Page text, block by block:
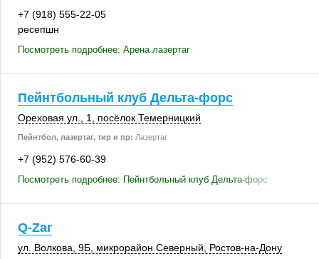
+7 (918) 555-22-05
ресепшн
Посмотреть подробнее: Арена лазертаг
Пейнтбольный клуб Дельта-форс
Ореховая ул., 1 посёлок Темерницкий
Пейнтбол, лазертаг, тир и пр: Лазертаг
+7 (952) 576-60-39
Посмотреть подробнее: Пейнтбольный клуб Дельта-форс
Q-Zar
ул. Волкова, 9Б микрорайон Северный Ростов-на-Дону